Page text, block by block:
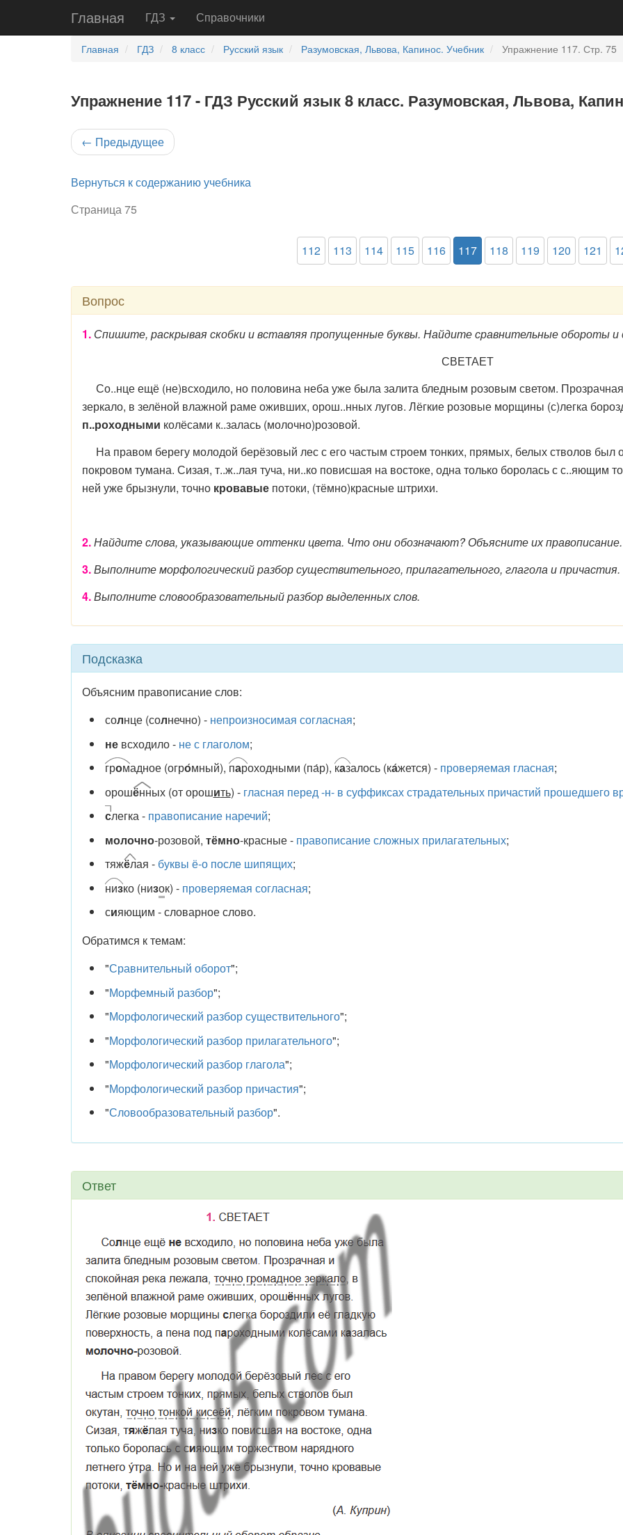
Главная ГДЗ Справочники
Главная ГДЗ 8 класс Русский язык Разумовская, Львова, Капинос. Учебник Упражнение 117. Стр. 75
Упражнение 117 - ГДЗ Русский язык 8 класс. Разумовская, Львова,
← Предыдущее
Вернуться к содержанию учебника
Страница 75
112 113 114 115 116 117 118 119 120 121
Вопрос
1. Спишите, раскрывая скобки и вставляя пропущенные буквы. Найдите сравнительные обороты и
СВЕТАЕТ
Со..нце ещё (не)всходило, но половина неба уже была залита бледным розовым светом.
зеркало, в зелёной влажной раме оживших, орош..нных лугов. Лёгкие розовые морщины (с)легка
п..роходными колёсами к..залась (молочно)розовой.
На правом берегу молодой берёзовый лес с его частым строем тонких, прямых, белых стволов был
покровом тумана. Сизая, т..ж..лая туча, ни..ко повисшая на востоке, одна только боролась с с..яющим
ней уже брызнули, точно кровавые потоки, (тёмно)красные штрихи.
2.Найдите слова, указывающие оттенки цвета. Что они обозначают? Объясните их
3.Выполните морфологический разбор существительного, прилагательного, глагола и причастия.
4.Выполните словообразовательный разбор выделенных слов.
Подсказка
Объясним правописание слов:
солнце (солнечно) - непроизносимая согласная;
невсходило - не с глаголом;
громадное (огро́мный), пароходными (па́р), казалось (ка́жется) - проверяемая гласная;
орошённых (от орошить) - гласная перед -н- в суффиксах страдательных причастий прошедшего
слегка - правописание наречий;
молочно-розовой, тёмно-красные - правописание сложных прилагательных;
тяжёлая - буквы ё-о после шипящих;
низко (низок) - проверяемая согласная;
сияющим - словарное слово.
Обратимся к темам:
"Сравнительный оборот";
"Морфемный разбор";
"Морфологический разбор существительного";
"Морфологический разбор прилагательного";
"Морфологический разбор глагола";
"Морфологический разбор причастия";
"Словообразовательный разбор".
Ответ